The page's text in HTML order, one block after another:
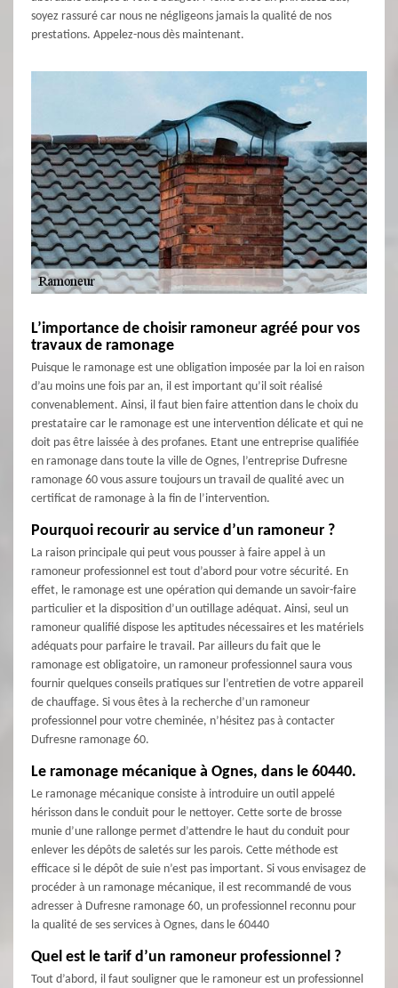
soyez rassuré car nous ne négligeons jamais la qualité de nos
prestations. Appelez-nous dès maintenant.
L’importance de choisir ramoneur agréé pour vos
travaux de ramonage
Puisque le ramonage est une obligation imposée par la loi en raison
d’au moins une fois par an, il est important qu’il soit réalisé
convenablement. Ainsi, il faut bien faire attention dans le choix du
prestataire car le ramonage est une intervention délicate et qui ne
doit pas être laissée à des profanes. Etant une entreprise qualifiée
en ramonage dans toute la ville de Ognes, l’entreprise Dufresne
ramonage 60 vous assure toujours un travail de qualité avec un
certificat de ramonage à la fin de l’intervention.
Pourquoi recourir au service d’un ramoneur ?
La raison principale qui peut vous pousser à faire appel à un
ramoneur professionnel est tout d’abord pour votre sécurité. En
effet, le ramonage est une opération qui demande un savoir-faire
particulier et la disposition d’un outillage adéquat. Ainsi, seul un
ramoneur qualifié dispose les aptitudes nécessaires et les matériels
adéquats pour parfaire le travail. Par ailleurs du fait que le
ramonage est obligatoire, un ramoneur professionnel saura vous
fournir quelques conseils pratiques sur l’entretien de votre appareil
de chauffage. Si vous êtes à la recherche d’un ramoneur
professionnel pour votre cheminée, n’hésitez pas à contacter
Dufresne ramonage 60.
Le ramonage mécanique à Ognes, dans le 60440.
Le ramonage mécanique consiste à introduire un outil appelé
hérisson dans le conduit pour le nettoyer. Cette sorte de brosse
munie d’une rallonge permet d’attendre le haut du conduit pour
enlever les dépôts de saletés sur les parois. Cette méthode est
efficace si le dépôt de suie n’est pas important. Si vous envisagez de
procéder à un ramonage mécanique, il est recommandé de vous
adresser à Dufresne ramonage 60, un professionnel reconnu pour
la qualité de ses services à Ognes, dans le 60440
Quel est le tarif d’un ramoneur professionnel ?
Tout d’abord, il faut souligner que le ramoneur est un professionnel